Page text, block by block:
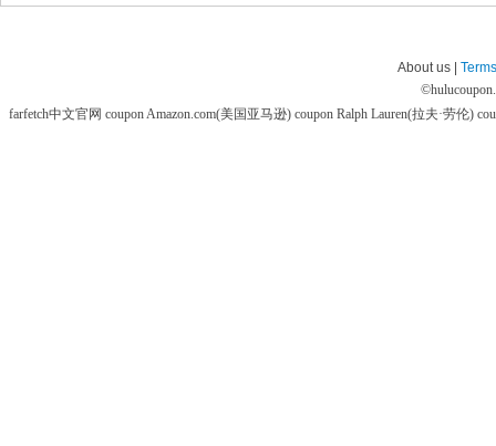
About us |
©
farfetch中文官网 couponAmazon.com(美国亚马逊) coupon Ralph Lauren(拉夫·劳伦)